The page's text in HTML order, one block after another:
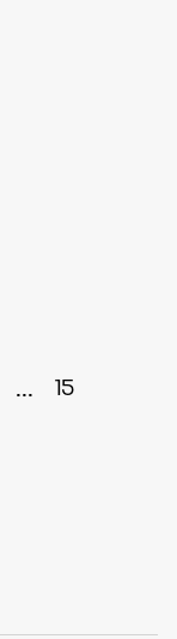
... 15